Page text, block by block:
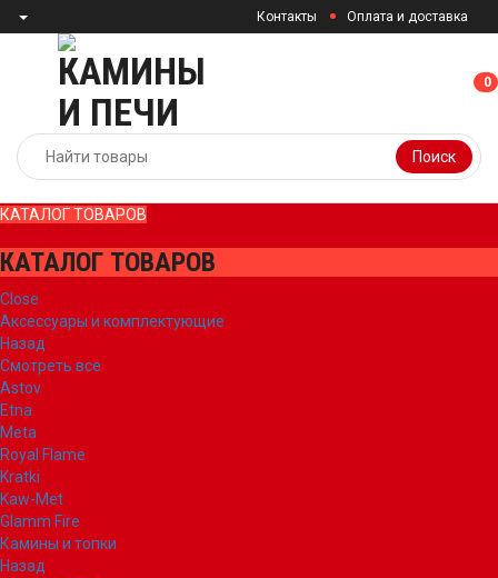
Контакты Оплата и доставка
Поиск
00
КАТАЛОГ ТОВАРОВ
КАТАЛОГ ТОВАРОВ
Close
Аксессуары и комплектующие
Назад
Смотреть все
Astov
Etna
Meta
Royal Flame
Kratki
Kaw-Met
Glamm Fire
Камины и топки
Назад